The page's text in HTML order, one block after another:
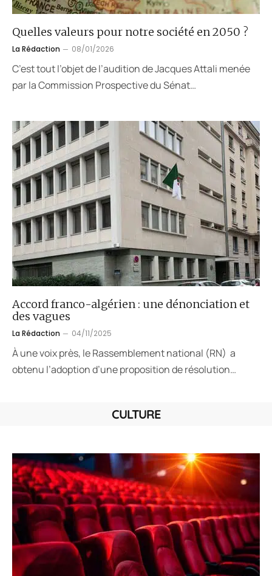
Quelles valeurs pour notre société en 2050 ?
La Rédaction 08/01/2026
C’est tout l’objet de l’audition de Jacques Attali menée
par la Commission Prospective du Sénat…
Accord franco-algérien : une dénonciation et
des vagues
La Rédaction 04/11/2025
À une voix près, le Rassemblement national (RN) a
obtenu l’adoption d’une proposition de résolution…
CULTURE